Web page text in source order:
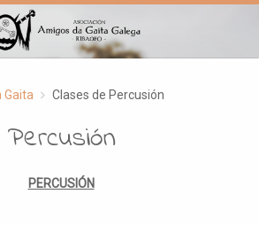
Gaita Clases de Percusión
PERCUSIÓN